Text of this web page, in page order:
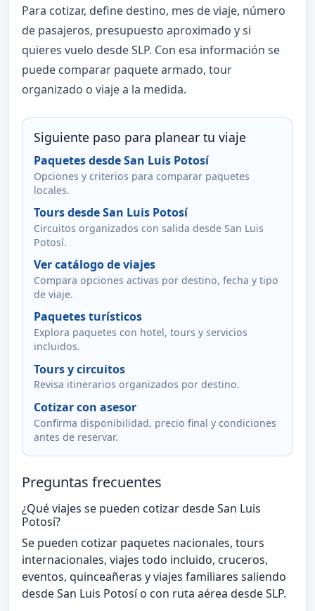
Para cotizar, define destino, mes de viaje, número
de pasajeros, presupuesto aproximado y si
quieres vuelo desde SLP. Con esa información se
puede comparar paquete armado, tour
organizado o viaje a la medida.
Siguiente paso para planear tu viaje
Paquetes desde San Luis Potosí
Opciones y criterios para comparar paquetes
locales.
Tours desde San Luis Potosí
Circuitos organizados con salida desde San Luis
Potosí.
Ver catálogo de viajes
Compara opciones activas por destino, fecha y tipo
de viaje.
Paquetes turísticos
Explora paquetes con hotel, tours y servicios
incluidos.
Tours y circuitos
Revisa itinerarios organizados por destino.
Cotizar con asesor
Confirma disponibilidad, precio final y condiciones
antes de reservar.
Preguntas frecuentes
¿Qué viajes se pueden cotizar desde San Luis
Potosí?
Se pueden cotizar paquetes nacionales, tours
internacionales, viajes todo incluido, cruceros,
eventos, quinceañeras y viajes familiares saliendo
desde San Luis Potosí o con ruta aérea desde SLP.